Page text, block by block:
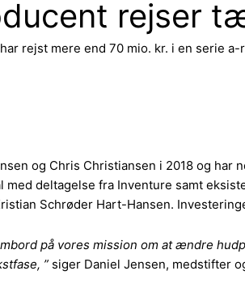
rejser
rejst mere end 70 mio. kr. i en serie
og Chris Christiansen i 2018 og har
deltagelse fra Inventure samt
Schrøder Hart-Hansen.
på vores mission om at ændre
” siger Daniel Jensen, medstifter